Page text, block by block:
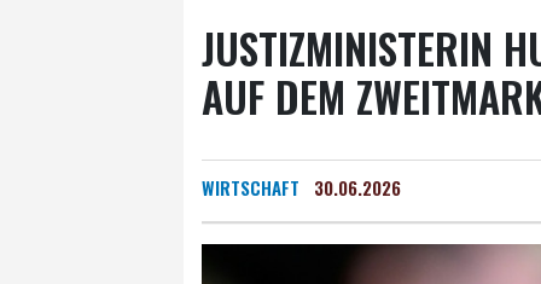
JUSTIZMINISTERIN
AUF DEM
WIRTSCHAFT 30.06.2026